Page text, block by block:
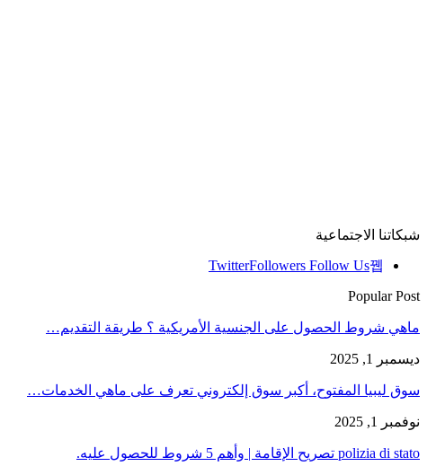
شبكاتنا الاجتماعية
TwitterFollowers Follow Us
Popular Post
ماهي شروط الحصول على الجنسية الأمريكية ؟ طريقة التقديم…
ديسمبر 1, 2025
سوق ليبيا المفتوح، أكبر سوق إلكتروني تعرف على ماهي الخدمات…
نوفمبر 1, 2025
polizia di stato تصريح الإقامة | وأهم 5 شروط للحصول عليه.